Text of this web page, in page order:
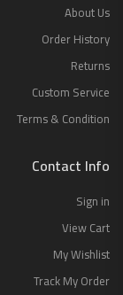
About Us
Order History
Returns
Custom Service
Terms & Condition
Contact Info
Sign in
View Cart
My Wishlist
Track My Order